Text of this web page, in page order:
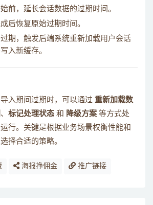
前，延长会话数据的过期时间。
后恢复原始过期时间。
期，触发后端系统重新加载用户会话
入新缓存。
入期间过期时，可以通过 重新加载数
、 标记处理状态 和 降级方案 等方式处
行。关键是根据业务场景权衡性能和
择合适的策略。
海报挣佣金 推广链接